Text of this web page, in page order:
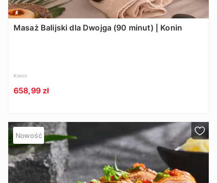
Masaż Balijski dla Dwojga (90 minut) | Konin
Konin
658,99 zł
Nowość